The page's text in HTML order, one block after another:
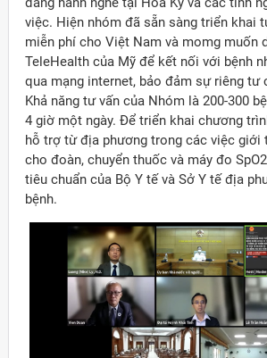
việc. Hiện nhóm đã sẵn sàng triển khai
miễn phí cho Việt Nam và momg muốn
TeleHealth của Mỹ để kết nối với bệnh
qua mạng internet, bảo đảm sự riêng tư
Khả năng tư vấn của Nhóm là 200-300
4 giờ một ngày. Để triển khai chương
hỗ trợ từ địa phương trong các việc giới
cho đoàn, chuyển thuốc và máy đo
tiêu chuẩn của Bộ Y tế và Sở Y tế địa
bệnh.